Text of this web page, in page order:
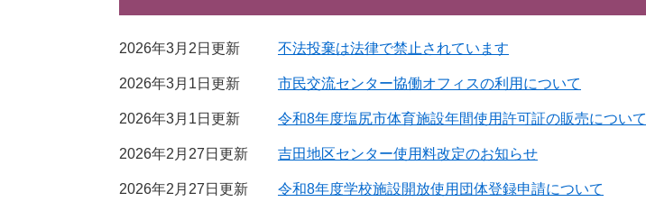
2026年3月2日更新 不法投棄は法律で禁止されています
2026年3月1日更新 市民交流センター協働オフィスの利用について
2026年3月1日更新 令和8年度塩尻市体育施設年間使用許可証の販売について
2026年2月27日更新 吉田地区センター使用料改定のお知らせ
2026年2月27日更新 令和8年度学校施設開放使用団体登録申請について